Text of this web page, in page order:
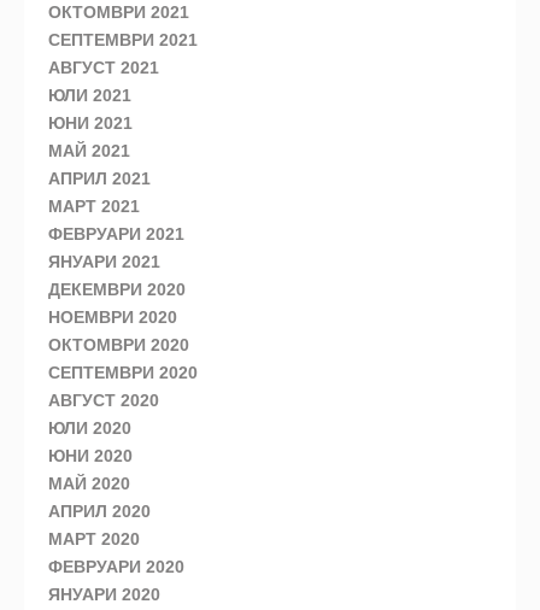
ОКТОМВРИ 2021
СЕПТЕМВРИ 2021
АВГУСТ 2021
ЮЛИ 2021
ЮНИ 2021
МАЙ 2021
АПРИЛ 2021
МАРТ 2021
ФЕВРУАРИ 2021
ЯНУАРИ 2021
ДЕКЕМВРИ 2020
НОЕМВРИ 2020
ОКТОМВРИ 2020
СЕПТЕМВРИ 2020
АВГУСТ 2020
ЮЛИ 2020
ЮНИ 2020
МАЙ 2020
АПРИЛ 2020
МАРТ 2020
ФЕВРУАРИ 2020
ЯНУАРИ 2020